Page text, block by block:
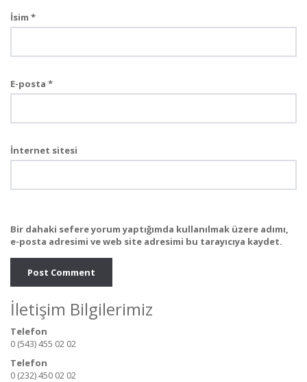
İsim *
E-posta *
İnternet sitesi
Bir dahaki sefere yorum yaptığımda kullanılmak üzere adımı,
e-posta adresimi ve web site adresimi bu tarayıcıya kaydet.
İletişim Bilgilerimiz
Telefon
0 (543) 455 02 02
Telefon
0 (232) 450 02 02